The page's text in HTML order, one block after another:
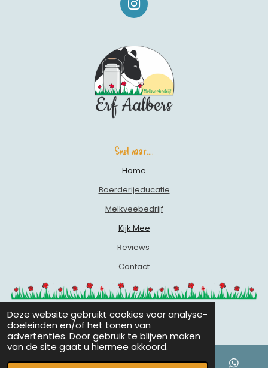
Deze website gebruikt cookies voor analyse-
doeleinden en/of het tonen van
advertenties. Door gebruik te blijven maken
van de site gaat u hiermee akkoord.
I
N
T
A
G
R
A
M
Snel naar....
Home
Boerderijeducatie
Melkveebedrijf
Kijk Mee
Reviews
Contact
Informatie en Voorwaarden Boerderijeducatie
© 2020 - 2026 Erf Aalbers